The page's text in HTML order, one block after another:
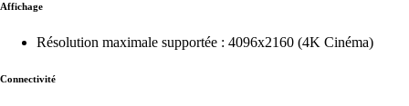
Affichage
Résolution maximale supportée : 4096x2160 (4K Cinéma)
Connectivité